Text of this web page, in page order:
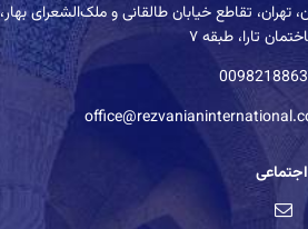
تهران، تقاطع خیابان طالقانی و ملک‌الشعرای بهار،